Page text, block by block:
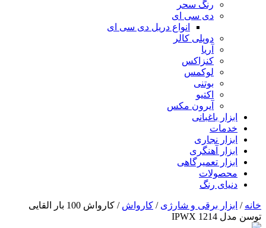
رنگ سحر
دی سی ای
انواع دریل دی سی ای
دوپلی کالر
آریا
کنزاکس
لوکمس
بوتنی
اکتیو
آیرون مکس
ابزار باغبانی
خدمات
ابزار نجاری
ابزار آهنگری
ابزار تعمیرگاهی
محصولات
دنیای رنگ
خانه / ابزار برقی و شارژی / کارواش
/ کارواش 100 بار القایی
توسن مدل IPWX 1214